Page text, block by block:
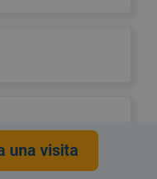
una visita